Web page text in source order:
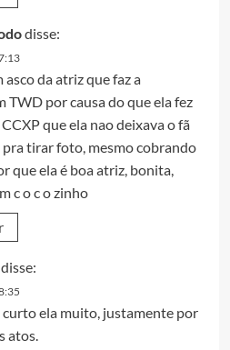
disse:
asco da atriz que faz a
TWD por causa do que ela fez
que ela nao deixava o fã
tirar foto, mesmo cobrando
que ela é boa atriz, bonita,
c o c o zinho
disse:
curto ela muito, justamente por
atos.